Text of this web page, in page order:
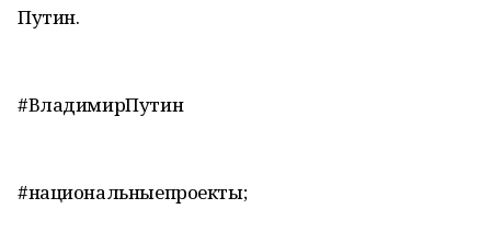
Путин.
#ВладимирПутин
#национальныепроекты;